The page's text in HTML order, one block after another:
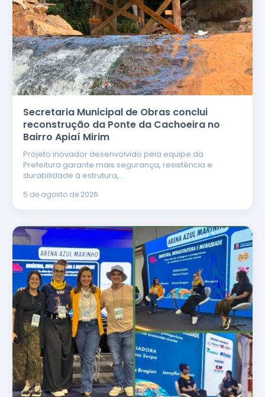
Secretaria Municipal de Obras conclui
reconstrução da Ponte da Cachoeira no
Bairro Apiaí Mirim
Projeto inovador desenvolvido pela equipe da
Prefeitura garante mais segurança, resistência e
durabilidade à estrutura,…
5 de agosto de 2026